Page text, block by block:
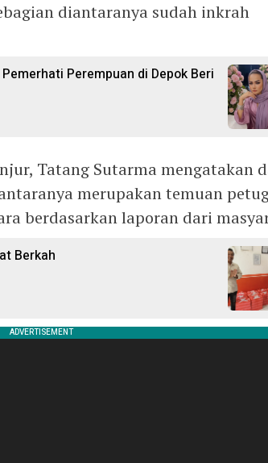
diantaranya sudah inkrah
Perempuan di Depok Beri
Tatang Sutarma mengatakan
merupakan temuan
berdasarkan laporan dari
Berkah